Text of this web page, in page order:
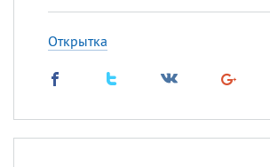
Открытка